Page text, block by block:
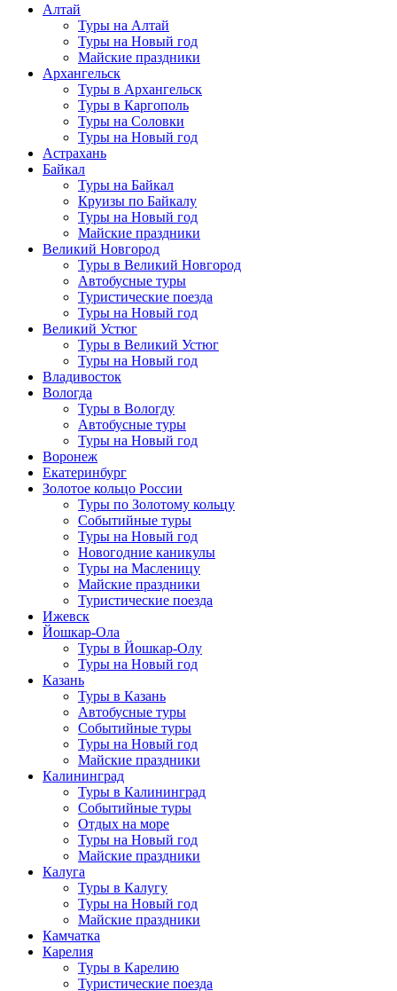
Алтай
Туры на Алтай
Туры на Новый год
Майские праздники
Архангельск
Туры в Архангельск
Туры в Каргополь
Туры на Соловки
Туры на Новый год
Астрахань
Байкал
Туры на Байкал
Круизы по Байкалу
Туры на Новый год
Майские праздники
Великий Новгород
Туры в Великий Новгород
Автобусные туры
Туристические поезда
Туры на Новый год
Великий Устюг
Туры в Великий Устюг
Туры на Новый год
Владивосток
Вологда
Туры в Вологду
Автобусные туры
Туры на Новый год
Воронеж
Екатеринбург
Золотое кольцо России
Туры по Золотому кольцу
Событийные туры
Туры на Новый год
Новогодние каникулы
Туры на Масленицу
Майские праздники
Туристические поезда
Ижевск
Йошкар-Ола
Туры в Йошкар-Олу
Туры на Новый год
Казань
Туры в Казань
Автобусные туры
Событийные туры
Туры на Новый год
Майские праздники
Калининград
Туры в Калининград
Событийные туры
Отдых на море
Туры на Новый год
Майские праздники
Калуга
Туры в Калугу
Туры на Новый год
Майские праздники
Камчатка
Карелия
Туры в Карелию
Туристические поезда